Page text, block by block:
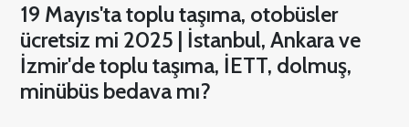
19 Mayıs'ta toplu taşıma, otobüsler
ücretsiz mi 2025 | İstanbul, Ankara ve
İzmir'de toplu taşıma, İETT, dolmuş,
minübüs bedava mı?